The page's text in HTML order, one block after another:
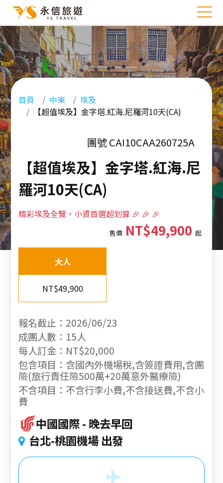
首頁 中東
埃及
【超值埃及】金字塔.紅海.尼羅河10天(CA)
團號 CAI10CAA260725A
【超值埃及】金字塔.紅海.尼
羅河10天(CA)
精彩埃及全覽，小資首選超划算 🎉 🎉 🎉
售價NT$49,900 起
大人
NT$49,900
報名截止：2026/06/23
成團人數：15人
每人訂金：NT$20,000
包含項目：含國內外機場稅,含簽證費用,含團
險(旅行責任險500萬+20萬意外醫療險)
不含項目：不含行李小費,不含接送費,不含小
費
中國國際 晚去早回
台北-桃園機場 出發